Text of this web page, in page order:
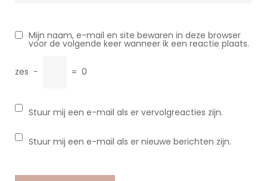
Mijn naam, e-mail en site bewaren in deze browser
voor de volgende keer wanneer ik een reactie plaats.
zes − = 0
Stuur mij een e-mail als er vervolgreacties zijn.
Stuur mij een e-mail als er nieuwe berichten zijn.